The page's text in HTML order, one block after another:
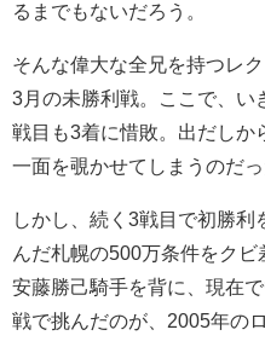
るまでもないだろう。
そんな偉大な全兄を持つレ
3月の未勝利戦。ここで、い
戦目も3着に惜敗。出だしか
一面を覗かせてしまうのだっ
しかし、続く3戦目で初勝
んだ札幌の500万条件をクビ
安藤勝己騎手を背に、現在
戦で挑んだのが、2005年の